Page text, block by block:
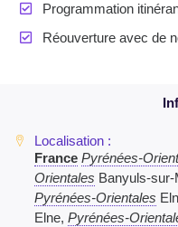
Programmation
Réouverture avec de
France Pyrénées-
Orientales Banyuls-sur-
Pyrénées-Orientales
Elne, Pyrénées-